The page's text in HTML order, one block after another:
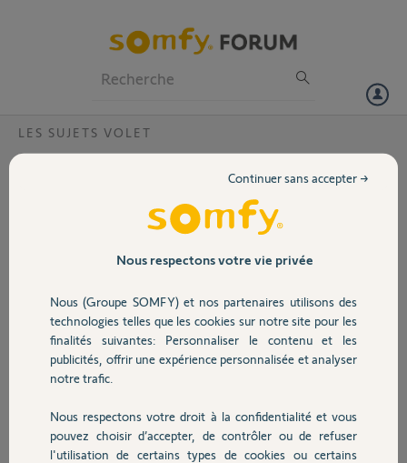
Volet
Sécurité
Domotique
Chauffage
LES SUJETS VOLET
Centralis Indoor RTS ne répond pas
Bonjour,
Mon volet roulant ne
l'impression que le
boitier Centralis Indoor
RTS : lorsque j'appuie sur
prog ou haut/bas rien ne
se passe et la led ne
s'allume pas en rouge comme avant. J'ai vérifié les branchements et
changer ce boitier ?
Merci beaucoup d'avance !
Nous respectons votre vie privée
Nous (Groupe SOMFY) et nos partenaires utilisons des
technologies telles que les cookies sur notre site pour les
finalités suivantes: Personnaliser le contenu et les
publicités, offrir une expérience personnalisée et analyser
notre trafic.
Nous respectons votre droit à la confidentialité et vous
pouvez choisir d’accepter, de contrôler ou de refuser
l'utilisation de certains types de cookies ou certains
Continuer sans accepter →